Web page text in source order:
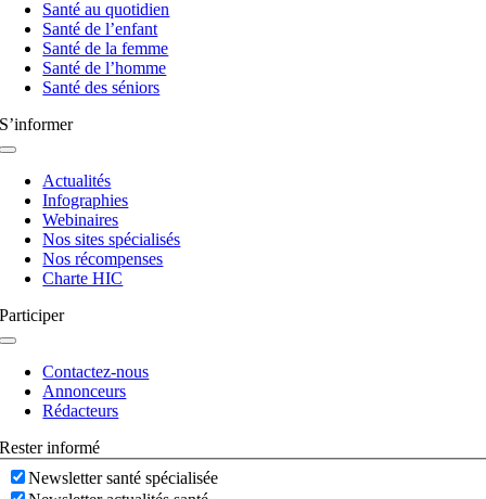
Santé au quotidien
Santé de l’enfant
Santé de la femme
Santé de l’homme
Santé des séniors
S’informer
Navigation
basculeActualités
Infographies
Webinaires
Nos sites spécialisés
Nos récompenses
Charte HIC
Participer
Navigation
basculeContactez-nous
Annonceurs
Rédacteurs
Rester informé
Newsletter santé spécialisée